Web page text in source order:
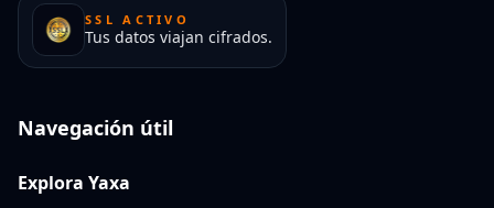
SSL ACTIVO
Tus datos viajan cifrados.
Navegación útil
Explora Yaxa